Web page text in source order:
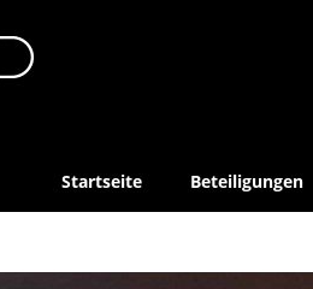
Startseite Beteiligungen